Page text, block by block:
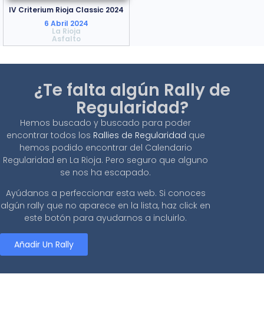
IV Criterium Rioja Classic 2024
6 Abril 2024
La Rioja
Asfalto
¿Te falta algún Rally de
Regularidad?
Hemos buscado y buscado para poder
encontrar todos los Rallies de Regularidad que
hemos podido encontrar del Calendario
Regularidad en La Rioja. Pero seguro que alguno
se nos ha escapado.
Ayúdanos a perfeccionar esta web. Si conoces
algún rally que no aparece en la lista, haz click en
este botón para ayudarnos a incluirlo.
Añadir Un Rally